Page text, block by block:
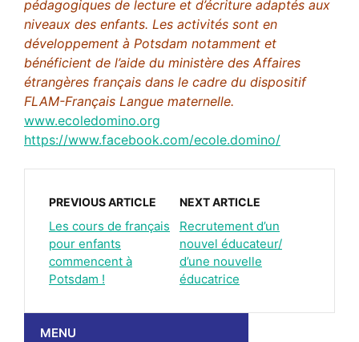
pédagogiques de lecture et d’écriture adaptés aux
niveaux des enfants. Les activités sont en
développement à Potsdam notamment et
bénéficient de l’aide du ministère des Affaires
étrangères français dans le cadre du dispositif
FLAM-Français Langue maternelle.
www.ecoledomino.org
https://www.facebook.com/ecole.domino/
PREVIOUS ARTICLE
Les cours de français
pour enfants
commencent à
Potsdam !
NEXT ARTICLE
Recrutement d’un
nouvel éducateur/
d’une nouvelle
éducatrice
MENU